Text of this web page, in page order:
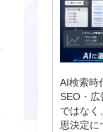
AI検索時
SEO・広
ではなく
思決定に